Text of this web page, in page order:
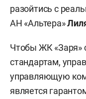
разойтись с
АН «Альтера»
Чтобы ЖК «Заря»
стандартам,
управляющую
является